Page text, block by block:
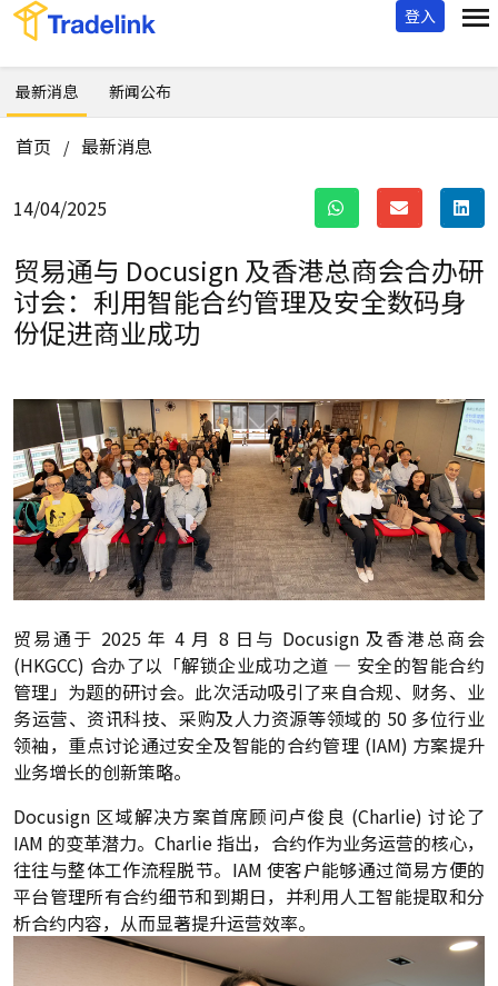
登入
最新消息 新闻公布
首页 / 最新消息
14/04/2025
贸易通与 Docusign 及香港总商会合办研
讨会： 利用智能合约管理及安全数码身
份促进商业成功
贸易通于 2025 年 4 月 8 日与 Docusign 及香港总商会
(HKGCC) 合办了以「解锁企业成功之道 — 安全的智能合约
管理」为题的研讨会。此次活动吸引了来自合规、财务、业
务运营、资讯科技、采购及人力资源等领域的 50 多位行业
领袖，重点讨论通过安全及智能的合约管理 (IAM) 方案提升
业务增长的创新策略。
Docusign 区域解决方案首席顾问卢俊良 (Charlie) 讨论了
IAM 的变革潜力。Charlie 指出，合约作为业务运营的核心，
往往与整体工作流程脱节。IAM 使客户能够通过简易方便的
平台管理所有合约细节和到期日，并利用人工智能提取和分
析合约内容，从而显著提升运营效率。